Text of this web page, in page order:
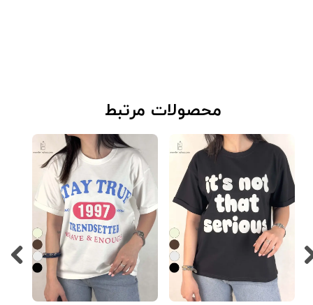
​محصولات مرتبط